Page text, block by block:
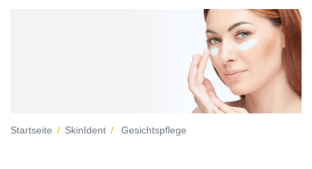
Startseite SkinIdent Gesichtspflege